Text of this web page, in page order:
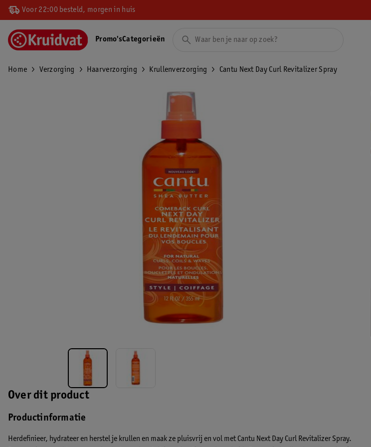
Voor 22:00 besteld, morgen in huis
Promo'sCategorieën
Home Verzorging Haarverzorging Krullenverzorging Cantu Next Day Curl Revitalizer Spray
Over dit product
Productinformatie
Herdefinieer, hydrateer en herstel je krullen en maak ze pluisvrij en vol met Cantu Next Day Curl Revitalizer Spray.